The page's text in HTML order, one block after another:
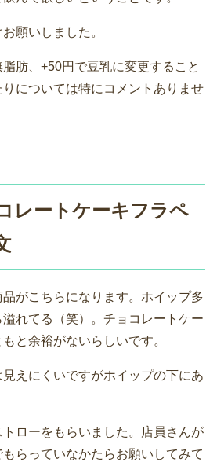
願いしました。
脂肪、+50円で豆乳に変更すること
については特にコメントありませ
レートケーキフラペ
がこちらになります。ホイップ多
れてる（笑）。チョコレートケー
と余裕がないらしいです。
えにくいですがホイップの下にあ
ローをもらいました。店員さんが
らっていなかたらお願いしてみて